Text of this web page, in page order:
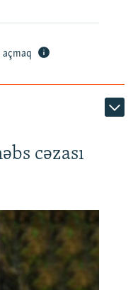
açmaq
cəzası